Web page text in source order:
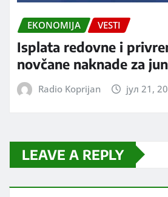
EKONOMIJA VESTI
Isplata redovne i
novčane naknade za jun
Radio Koprijan јул 21,
LEAVE A REPLY